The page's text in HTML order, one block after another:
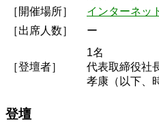
［開催場所］
インターネッ
［出席人数］
ー
［登壇者］
1名
代表取締役
孝康（以下、
登壇